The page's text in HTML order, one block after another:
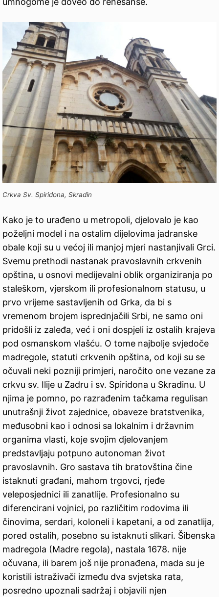
Crkva Sv. Spiridona, Skradin
Кako je to urađeno u metropoli, djelovalo je kao
poželjni model i na ostalim dijelovima jadranske
obale koji su u većoj ili manjoj mjeri nastanjivali Grci.
Svemu prethodi nastanak pravoslavnih crkvenih
opština, u osnovi medijevalni oblik organiziranja po
staleškom, vjerskom ili profesionalnom statusu, u
prvo vrijeme sastavljenih od Grka, da bi s
vremenom brojem isprednjačili Srbi, ne samo oni
pridošli iz zaleđa, već i oni dospjeli iz ostalih krajeva
pod osmanskom vlašću. O tome najbolje svjedoče
madregole, statuti crkvenih opština, od koji su se
očuvali neki pozniji primjeri, naročito one vezane za
crkvu sv. Ilije u Zadru i sv. Spiridona u Skradinu. U
njima je pomno, po razrađenim tačkama regulisan
unutrašnji život zajednice, obaveze bratstvenika,
međusobni kao i odnosi sa lokalnim i državnim
organima vlasti, koje svojim djelovanjem
predstavljaju potpuno autonoman život
pravoslavnih. Gro sastava tih bratovština čine
istaknuti građani, mahom trgovci, rjeđe
veleposjednici ili zanatlije. Profesionalno su
diferencirani vojnici, po različitim rodovima ili
činovima, serdari, koloneli i kapetani, a od zanatlija,
pored ostalih, posebno su istaknuti slikari. Šibenska
madregola (Madre regola), nastala 1678. nije
očuvana, ili barem još nije pronađena, mada su je
koristili istraživači između dva svjetska rata,
posredno upoznali sadržaj i objavili njen